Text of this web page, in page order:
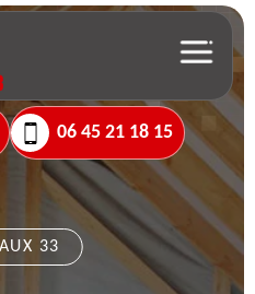
06 45 21 18 15
33